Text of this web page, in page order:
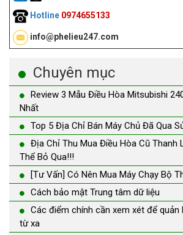
Hotline 0974655133
info@phelieu247.com
Chuyên mục
Review 3 Mẫu Điều Hòa Mitsubishi
Nhất
Top 5 Địa Chỉ Bán Máy Chủ Đã Qua
Địa Chỉ Thu Mua Điều Hòa Cũ Thanh
Thể Bỏ Qua!!!
[Tư Vấn] Có Nên Mua Máy Chạy Bộ
Cách bảo mật Trung tâm dữ liệu
Các điểm chính cần xem xét để quản
từ xa